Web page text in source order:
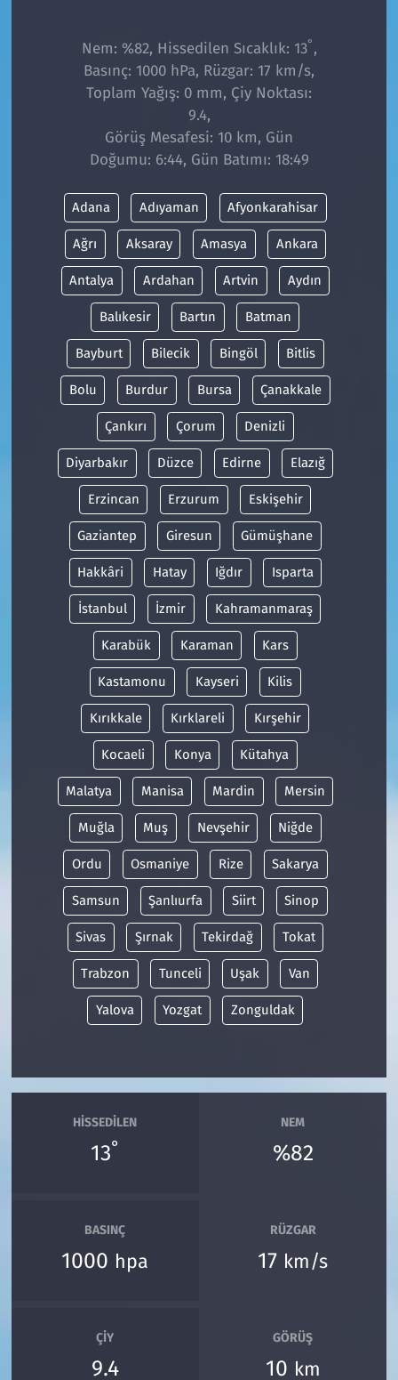
Nem: %82, Hissedilen Sıcaklık: 13° ,
Basınç: 1000 hPa, Rüzgar: 17 km/s,
Toplam Yağış: 0 mm, Çiy Noktası:
9.4,
Görüş Mesafesi: 10 km, Gün
Doğumu: 6:44, Gün Batımı: 18:49
Adana Adıyaman Afyonkarahisar
Ağrı Aksaray Amasya Ankara
Antalya Ardahan Artvin Aydın
Balıkesir Bartın Batman
Bayburt Bilecik Bingöl Bitlis
Bolu Burdur Bursa Çanakkale
Çankırı Çorum Denizli
Diyarbakır Düzce Edirne Elazığ
Erzincan Erzurum Eskişehir
Gaziantep Giresun Gümüşhane
Hakkâri Hatay Iğdır Isparta
İstanbul İzmir Kahramanmaraş
Karabük Karaman Kars
Kastamonu Kayseri Kilis
Kırıkkale Kırklareli Kırşehir
Kocaeli Konya Kütahya
Malatya Manisa Mardin Mersin
Muğla Muş Nevşehir Niğde
Ordu Osmaniye Rize Sakarya
Samsun Şanlıurfa Siirt Sinop
Sivas Şırnak Tekirdağ Tokat
Trabzon Tunceli Uşak Van
Yalova Yozgat Zonguldak
HISSEDILEN
13°
NEM
%82
BASINÇ
1000 hpa
RÜZGAR
17 km/s
ÇIY
9.4
GÖRÜŞ
10 km